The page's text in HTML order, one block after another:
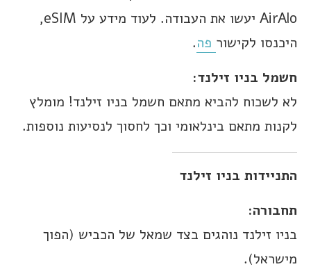
AirAlo יעשו את העבודה. לעוד מידע על eSIM,
היכנסו לקישור פה.
חשמל בניו זילנד:
לא לשכוח להביא מתאם חשמל בניו זילנד! מומלץ
לקנות מתאם בינלאומי וכך לחסוך לנסיעות נוספות.
התניידות בניו זילנד
תחבורה:
בניו זילנד נוהגים בצד שמאל של הכביש (הפוך
מישראל).